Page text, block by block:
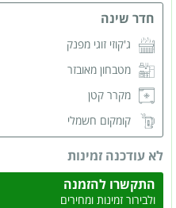
חדר שינה
ג'קוזי זוגי מפנק
מטבחון מאובזר
מקרר קטן
קומקום חשמלי
מזגן
ארונות לאחסון
לא עודכנה זמינות
התקשרו להזמנה
ולבירור זמינות ומחירים